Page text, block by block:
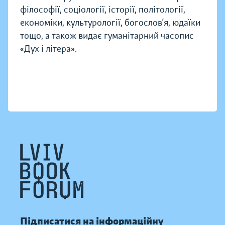
філософії, соціології, історії, політології,
економіки, культурології, богослов’я, юдаїки
тощо, а також видає гуманітарний часопис
«Дух і літера».
Підписатися на інформаційну